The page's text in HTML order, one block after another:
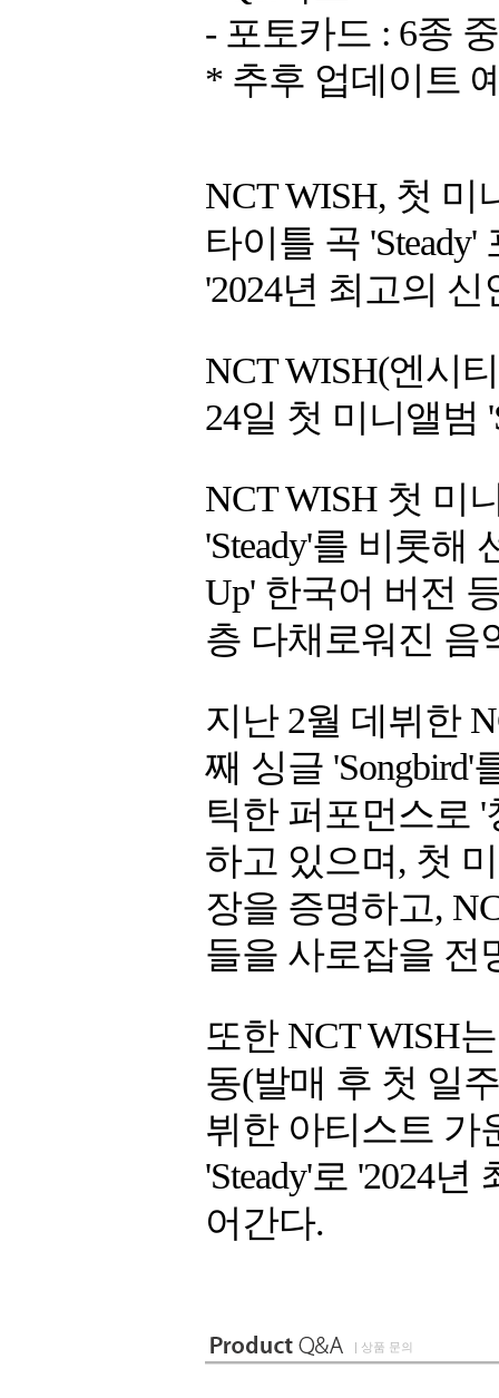
- 포토카드 : 6종
* 추후 업데이트
NCT WISH, 첫 미
타이틀 곡
'2024년 최고의
NCT WISH(엔시
24일 첫 미니앨범
NCT WISH 첫 미
'Steady'를 비롯해
Up' 한국어 버전
층 다채로워진 음
지난 2월 데뷔한
째 싱글
틱한 퍼포먼스로
하고 있으며, 첫
장을 증명하고,
들을 사로잡을 전
또한 NCT WISH
동(발매 후 첫 일
뷔한 아티스트 가
'Steady'로 '2024
어간다.
| 상품 문의